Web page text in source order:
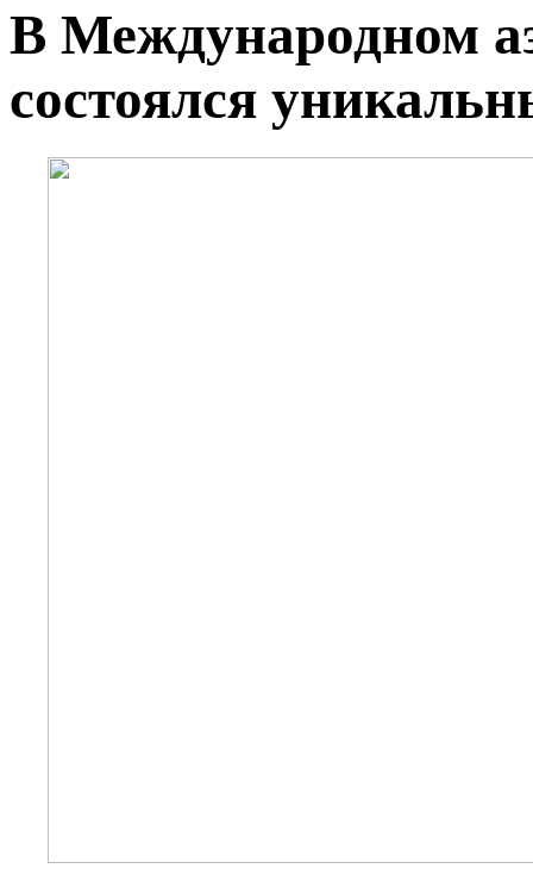
В Международном
состоялся